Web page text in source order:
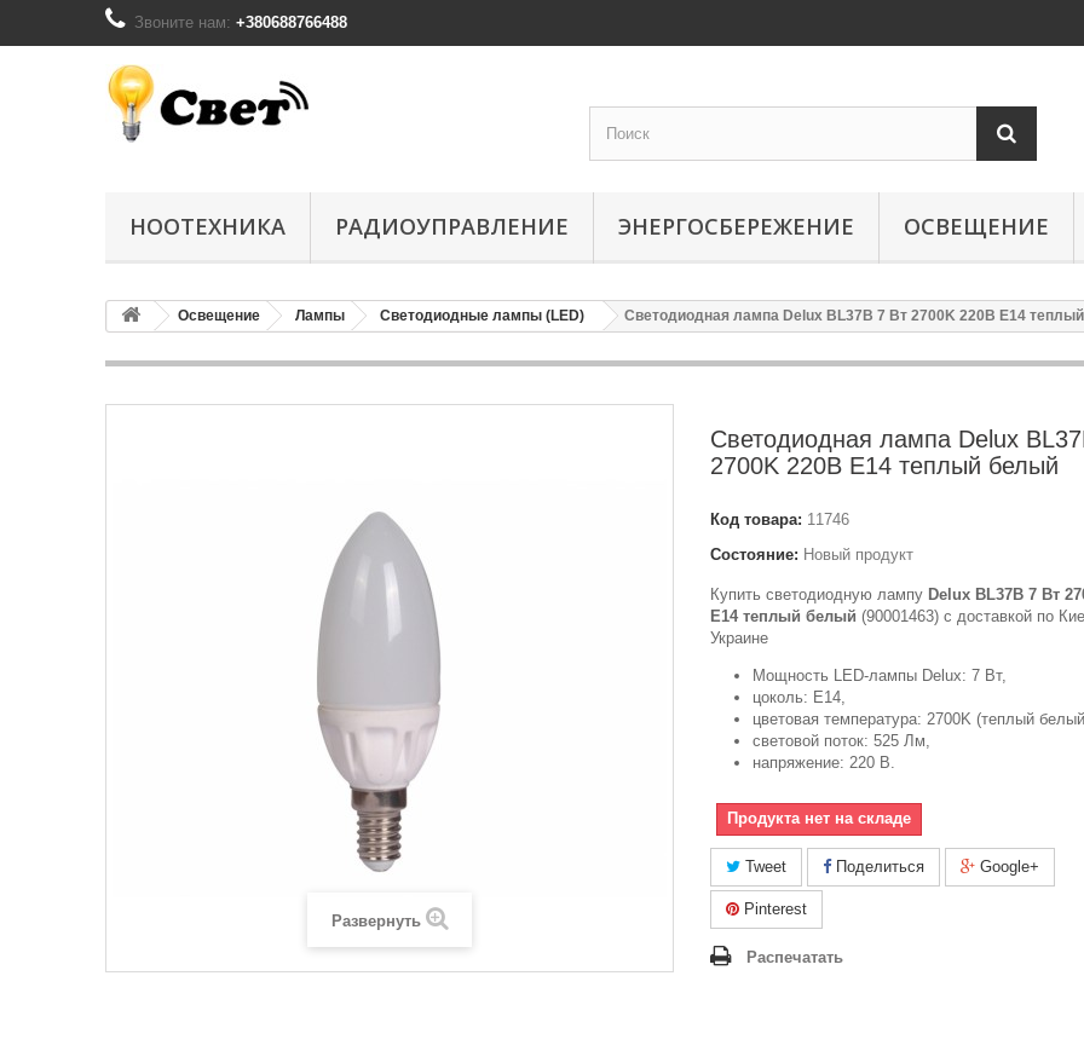
Звоните нам: +380688766488
НООТЕХНИКА РАДИОУПРАВЛЕНИЕ ЭНЕРГОСБЕРЕЖЕНИЕ ОСВЕЩЕНИЕ
Освещение Лампы Светодиодные лампы (LED) Светодиодная лампа Delux BL37B 7 Вт 2700K 220В E14
Развернуть
Светодиодная лампа Delux
2700K 220В E14 теплый белый
Код товара: 11746
Состояние: Новый продукт
Купить светодиодную лампу Delux BL37B 7 Вт
E14 теплый белый (90001463) с доставкой по
Украине
Мощность LED-лампы Delux: 7 Вт,
цоколь: Е14,
цветовая температура: 2700K (теплый
световой поток: 525 Лм,
напряжение: 220 В.
Продукта нет на складе
Tweet Поделиться Google+
Pinterest
Распечатать